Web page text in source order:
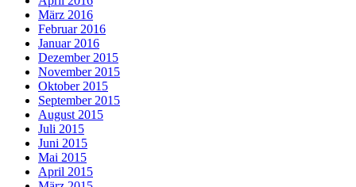
März 2016
Februar 2016
Januar 2016
Dezember 2015
November 2015
Oktober 2015
September 2015
August 2015
Juli 2015
Juni 2015
Mai 2015
April 2015